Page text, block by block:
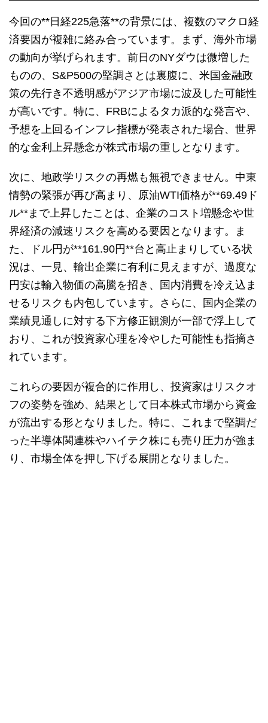
今回の**日経225急落**の背景には、複数のマクロ経
済要因が複雑に絡み合っています。まず、海外市場
の動向が挙げられます。前日のNYダウは微増した
ものの、S&P500の堅調さとは裏腹に、米国金融政
策の先行き不透明感がアジア市場に波及した可能性
が高いです。特に、FRBによるタカ派的な発言や、
予想を上回るインフレ指標が発表された場合、世界
的な金利上昇懸念が株式市場の重しとなります。
次に、地政学リスクの再燃も無視できません。中東
情勢の緊張が再び高まり、原油WTI価格が**69.49ド
ル**まで上昇したことは、企業のコスト増懸念や世
界経済の減速リスクを高める要因となります。ま
た、ドル円が**161.90円**台と高止まりしている状
況は、一見、輸出企業に有利に見えますが、過度な
円安は輸入物価の高騰を招き、国内消費を冷え込ま
せるリスクも内包しています。さらに、国内企業の
業績見通しに対する下方修正観測が一部で浮上して
おり、これが投資家心理を冷やした可能性も指摘さ
れています。
これらの要因が複合的に作用し、投資家はリスクオ
フの姿勢を強め、結果として日本株式市場から資金
が流出する形となりました。特に、これまで堅調だ
った半導体関連株やハイテク株にも売り圧力が強ま
り、市場全体を押し下げる展開となりました。